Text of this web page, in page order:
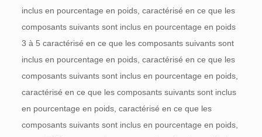
inclus en pourcentage en poids, caractérisé en ce que les
composants suivants sont inclus en pourcentage en poids
3 à 5 caractérisé en ce que les composants suivants sont
inclus en pourcentage en poids, caractérisé en ce que les
composants suivants sont inclus en pourcentage en poids,
caractérisé en ce que les composants suivants sont inclus
en pourcentage en poids, caractérisé en ce que les
composants suivants sont inclus en pourcentage en poids,